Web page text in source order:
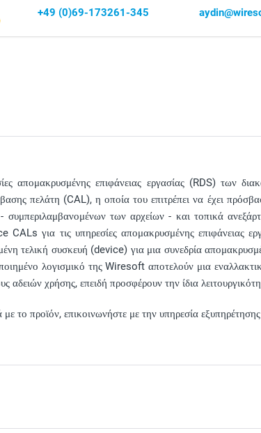
+49 (0)69-173261-345
απομακρυσμένης επιφάνειας εργασίας (RDS) των
πελάτη (CAL), η οποία του επιτρέπει να έχει
συμπεριλαμβανομένων των αρχείων - και τοπικά
CALs για τις υπηρεσίες απομακρυσμένης επιφάνειας
τελική συσκευή (device) για μια συνεδρία
λογισμικό της Wiresoft αποτελούν μια
αδειών χρήσης, επειδή προσφέρουν την ίδια
με το προϊόν, επικοινωνήστε με την υπηρεσία